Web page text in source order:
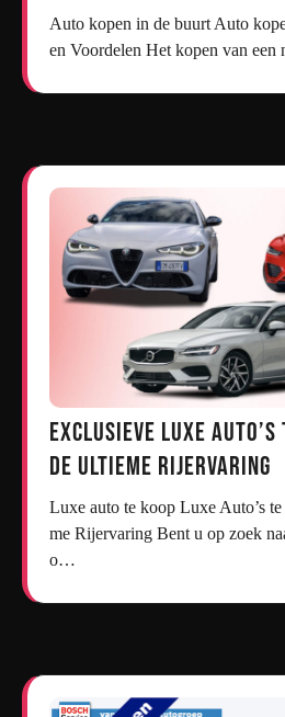
Auto kopen in de buurt Auto kopen in de buurt: Gemak
en Voordelen Het kopen van
Exclusieve Luxe
de Ultieme Rijervaring
Luxe auto te koop Luxe Auto’s te Koop: Ervaar de Ultie
me Rijervaring Bent u op zoek
o…